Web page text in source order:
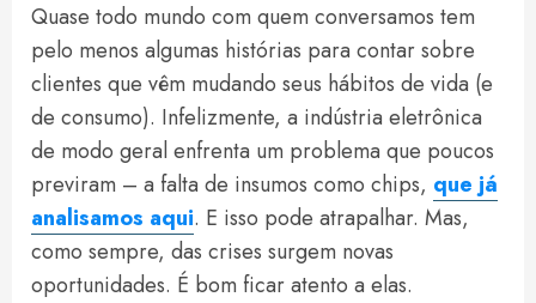
Quase todo mundo com quem conversamos tem
pelo menos algumas histórias para contar sobre
clientes que vêm mudando seus hábitos de vida (e
de consumo). Infelizmente, a indústria eletrônica
de modo geral enfrenta um problema que poucos
previram – a falta de insumos como chips, que já
analisamos aqui. E isso pode atrapalhar. Mas,
como sempre, das crises surgem novas
oportunidades. É bom ficar atento a elas.